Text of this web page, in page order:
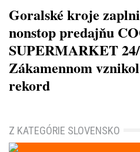
Goralské kroje
nonstop predajňu
SUPERMARKET
Zákamennom
rekord
Z KATEGÓRIE SLOVENSKO